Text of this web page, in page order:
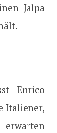
Jalpa
Enrico
Italiener,